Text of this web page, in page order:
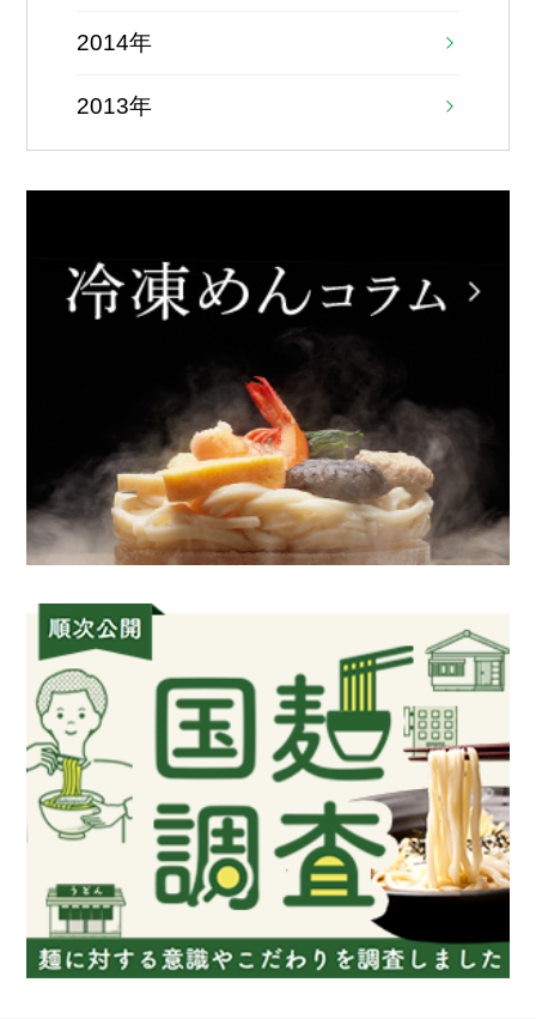
2014年
2013年